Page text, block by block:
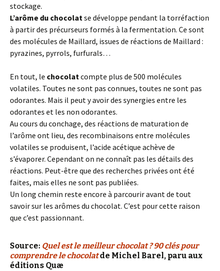
stockage.
L’arôme du chocolatse développe pendant la torréfaction
à partir des précurseurs formés à la fermentation. Ce sont
des molécules de Maillard, issues de réactions de Maillard :
pyrazines, pyrrols, furfurals…
En tout, le chocolatcompte plus de 500 molécules
volatiles. Toutes ne sont pas connues, toutes ne sont pas
odorantes. Mais il peut y avoir des synergies entre les
odorantes et les non odorantes.
Au cours du conchage, des réactions de maturation de
l’arôme ont lieu, des recombinaisons entre molécules
volatiles se produisent, l’acide acétique achève de
s’évaporer. Cependant on ne connaît pas les détails des
réactions. Peut-être que des recherches privées ont été
faites, mais elles ne sont pas publiées.
Un long chemin reste encore à parcourir avant de tout
savoir sur les arômes du chocolat. C’est pour cette raison
que c’est passionnant.
Source: Quel est le meilleur chocolat ? 90 clés pour
comprendre le chocolatde Michel Barel, paru aux
éditions Quæ